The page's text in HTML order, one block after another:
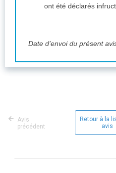
ont été déclarés
Date d'envoi du présent
Avis
précédent
Retour à la
avis